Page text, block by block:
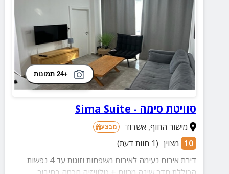
+24 תמונות
סוויטת סימה - Sima Suite
מישור החוף, אשדוד מבצע
10 מצוין (
1 חוות דעת)
דירת אירוח נעימה לאירוח משפחות וזוגות עד 4 נפשות